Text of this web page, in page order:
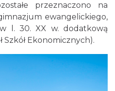
przeznaczono na
ewangelickiego,
l. 30. XX w. dodatkową
Szkół Ekonomicznych).